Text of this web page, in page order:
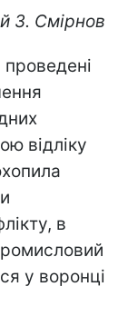
З. Смірнов
відліку
в
у воронці